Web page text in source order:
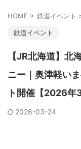
HOME > 鉄道イベント
鉄道イベント
【JR北海道】北
ニー｜奥津軽い
ト開催【2026年
2026-03-24